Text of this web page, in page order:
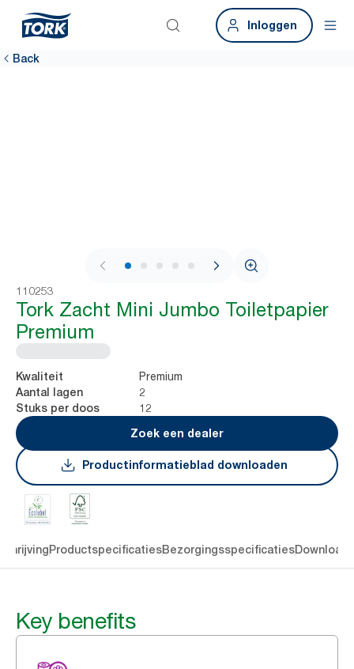
Inloggen
Back
1 / 6
110253
Tork Zacht Mini Jumbo Toiletpapier
Premium
Kwaliteit Premium
Aantal lagen 2
Stuks per doos
12
Zoek een dealer
Productinformatieblad downloaden
ProductspecificatiesBezorgingsspecificaties
Key benefits